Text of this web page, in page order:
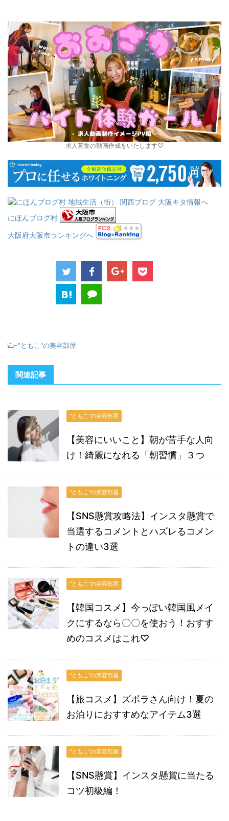
求人募集の動画作成をいたします♡
にほんブログ村
大阪府大阪市ランキングへ
-"ともこ"の美容部屋
関連記事
"ともこ"の美容部屋
【美容にいいこと】朝が苦手な人向
け！綺麗になれる「朝習慣」３つ
"ともこ"の美容部屋
【SNS懸賞攻略法】インスタ懸賞で
当選するコメントとハズレるコメン
トの違い3選
"ともこ"の美容部屋
【韓国コスメ】今っぽい韓国風メイ
クにするなら〇〇を使おう！おすす
めのコスメはこれ♡
"ともこ"の美容部屋
【旅コスメ】ズボラさん向け！夏の
お泊りにおすすめなアイテム3選
"ともこ"の美容部屋
【SNS懸賞】インスタ懸賞に当たる
コツ初級編！